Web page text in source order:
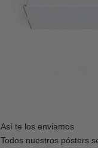
Así te los enviamos
Todos nuestros pósters